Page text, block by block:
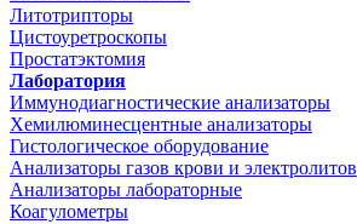
Литотрипторы
Цистоуретроскопы
Простатэктомия
Лаборатория
Иммунодиагностические анализаторы
Хемилюминесцентные анализаторы
Гистологическое оборудование
Анализаторы газов крови и электролитов
Анализаторы лабораторные
Коагулометры